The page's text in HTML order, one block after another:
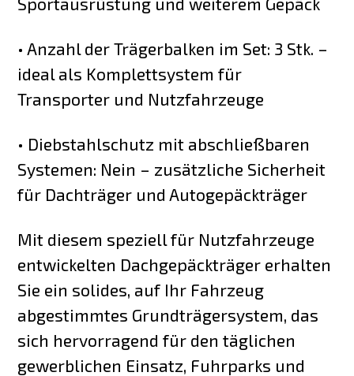
• Anzahl der Trägerbalken im Set: 3 Stk. –
ideal als Komplettsystem für
Transporter und Nutzfahrzeuge
• Diebstahlschutz mit abschließbaren
Systemen: Nein – zusätzliche Sicherheit
für Dachträger und Autogepäckträger
Mit diesem speziell für Nutzfahrzeuge
entwickelten Dachgepäckträger erhalten
Sie ein solides, auf Ihr Fahrzeug
abgestimmtes Grundträgersystem, das
sich hervorragend für den täglichen
gewerblichen Einsatz, Fuhrparks und